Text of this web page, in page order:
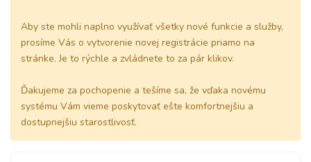
Aby ste mohli naplno využívať všetky nové funkcie a služby,
prosíme Vás o vytvorenie novej registrácie priamo na
stránke. Je to rýchle a zvládnete to za pár klikov.
Ďakujeme za pochopenie a tešíme sa, že vďaka novému
systému Vám vieme poskytovať ešte komfortnejšiu a
dostupnejšiu starostlivosť.